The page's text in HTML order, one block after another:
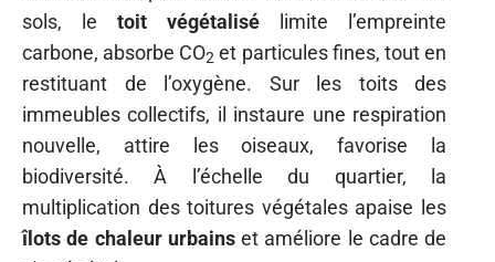
sols, le toit végétalisé limite l’empreinte
carbone, absorbe CO2 et particules fines, tout en
restituant de l’oxygène. Sur les toits des
immeubles collectifs, il instaure une respiration
nouvelle, attire les oiseaux, favorise la
biodiversité. À l’échelle du quartier, la
multiplication des toitures végétales apaise les
îlots de chaleur urbainset améliore le cadre de